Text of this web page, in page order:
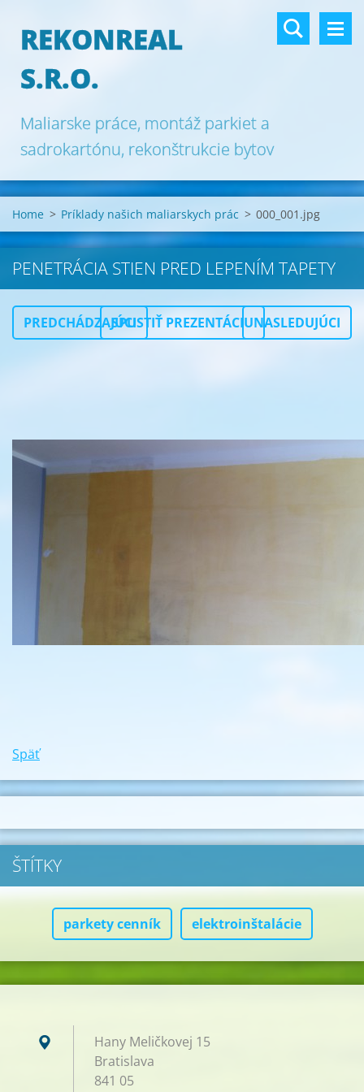
REKONREAL
S.R.O.
Maliarske práce, montáž parkiet a
sadrokartónu, rekonštrukcie bytov
Bratislava.
Home > Príklady našich maliarskych prác > 000_001.jpg
PENETRÁCIA STIEN PRED LEPENÍM TAPETY
PREDCHÁDZAJÚCISPUSTIŤ PREZENTÁCIUNASLEDUJÚCI
Späť
ŠTÍTKY
parkety cenník elektroinštalácie
Hany Meličkovej 15
Bratislava
841 05